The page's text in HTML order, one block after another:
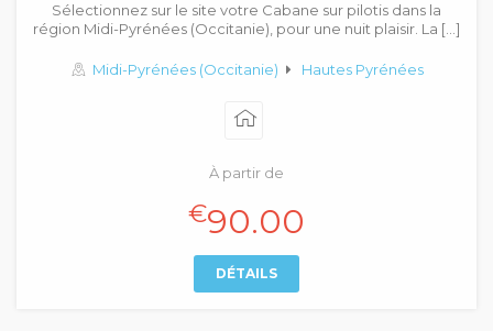
Sélectionnez sur le site votre Cabane sur pilotis dans la
région Midi-Pyrénées (Occitanie), pour une nuit plaisir. La […]
Midi-Pyrénées (Occitanie) Hautes Pyrénées
À partir de
€90.00
DÉTAILS